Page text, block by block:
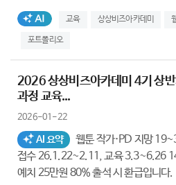
AI생성태그 교육 상상비즈아카데미
포트폴리오
2026 상상비즈아카데미 4기 상
과정 교육...
2026-01-22
AI 요약
웹툰 작가·PD 지망
접수 26.1.22~2.11, 교육 3.3~6.26 14주 무
예치 25만원 80% 출석 시 환급입니다.